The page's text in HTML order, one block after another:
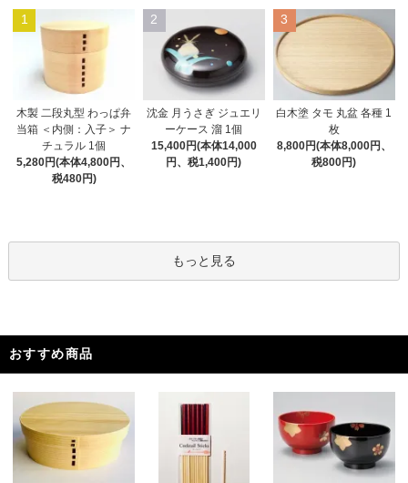
1
木製 二段丸型 わっぱ弁
当箱 ＜内側：入子＞ ナ
チュラル 1個
5,280円(本体4,800円、
税480円)
2
沈金 月うさぎ ジュエリ
ーケース 溜 1個
15,400円(本体14,000
円、税1,400円)
3
白木塗 タモ 丸盆 各種 1
枚
8,800円(本体8,000円、
税800円)
もっと見る
おすすめ商品